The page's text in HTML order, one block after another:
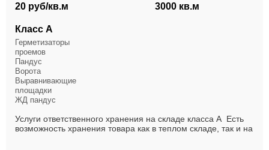
20 руб/кв.м 3000 кв.м
Класс А
Герметизаторы
проемов
Пандус
Ворота
Выравнивающие
площадки
ЖД пандус
Услуги ответственного хранения на складе класса А Есть
возможность хранения товара как в теплом складе, так и на